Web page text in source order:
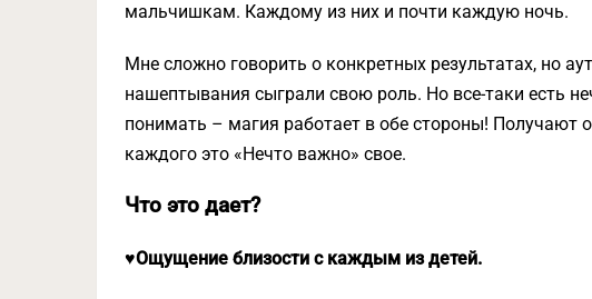
мальчишкам. Каждому из них и почти каждую ночь.
Мне сложно говорить о конкретных результатах, но
нашептывания сыграли свою роль. Но все-таки есть
понимать – магия работает в обе стороны! Получают
каждого это «Нечто важно» свое.
Что это дает?
♥Ощущение близости с каждым из детей.